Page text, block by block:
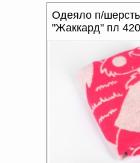
Одеяло п/
"Жаккард" пл